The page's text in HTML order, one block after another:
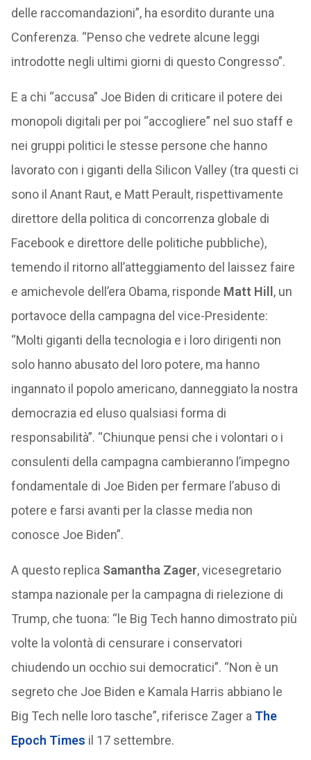
delle raccomandazioni”, ha esordito durante una
Conferenza. “Penso che vedrete alcune leggi
introdotte negli ultimi giorni di questo Congresso”.
E a chi “accusa” Joe Biden di criticare il potere dei
monopoli digitali per poi “accogliere” nel suo staff e
nei gruppi politici le stesse persone che hanno
lavorato con i giganti della Silicon Valley (tra questi ci
sono il Anant Raut, e Matt Perault, rispettivamente
direttore della politica di concorrenza globale di
Facebook e direttore delle politiche pubbliche),
temendo il ritorno all’atteggiamento del laissez faire
e amichevole dell’era Obama, risponde Matt Hill , un
portavoce della campagna del vice-Presidente:
“Molti giganti della tecnologia e i loro dirigenti non
solo hanno abusato del loro potere, ma hanno
ingannato il popolo americano, danneggiato la nostra
democrazia ed eluso qualsiasi forma di
responsabilità”. “Chiunque pensi che i volontari o i
consulenti della campagna cambieranno l’impegno
fondamentale di Joe Biden per fermare l’abuso di
potere e farsi avanti per la classe media non
conosce Joe Biden”.
A questo replica Samantha Zager, vicesegretario
stampa nazionale per la campagna di rielezione di
Trump, che tuona: “le Big Tech hanno dimostrato più
volte la volontà di censurare i conservatori
chiudendo un occhio sui democratici”. “Non è un
segreto che Joe Biden e Kamala Harris abbiano le
Big Tech nelle loro tasche”, riferisce Zager a The
Epoch Times il 17 settembre.